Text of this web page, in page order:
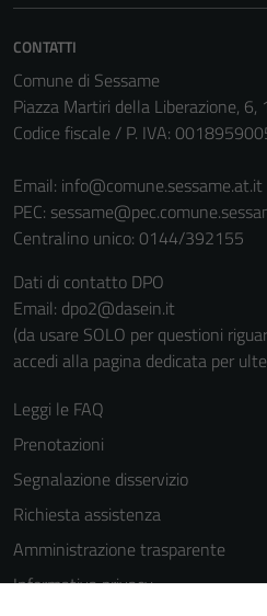
CONTATTI
Comune di Sessame
Piazza Martiri della Liberazione, 6,
Codice fiscale / P. IVA:
Email: info@comune.sessame.at.it
PEC:
Centralino unico: 0144/392155
Dati di contatto DPO
Email: dpo2@dasein.it
(da usare SOLO per questioni
accedi alla pagina dedicata per
Leggi le FAQ
Prenotazioni
Segnalazione disservizio
Richiesta assistenza
Amministrazione trasparente
Informativa privacy